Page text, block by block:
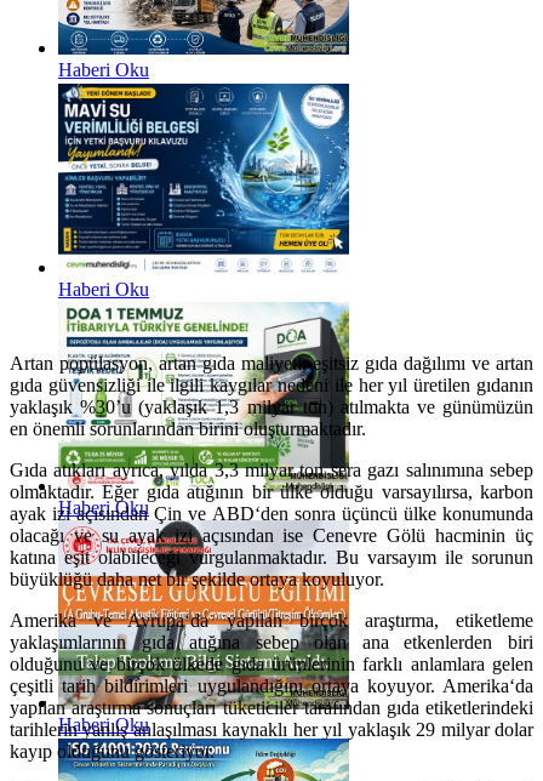
Haberi Oku
Haberi Oku
Haberi Oku
Haberi Oku
Artan popülasyon, artan gıda maliyeti, eşitsiz gıda dağılımı ve artan
gıda güvensizliği ile ilgili kaygılar nedeni ile her yıl üretilen gıdanın
yaklaşık %30’u (yaklaşık 1,3 milyar ton) atılmakta ve günümüzün
en önemli sorunlarından birini oluşturmaktadır.
Gıda atıkları ayrıca, yılda 3,3 milyar ton sera gazı salınımına sebep
olmaktadır. Eğer gıda atığının bir ülke olduğu varsayılırsa, karbon
ayak izi açısından Çin ve ABD‘den sonra üçüncü ülke konumunda
olacağı ve su ayak izi açısından ise Cenevre Gölü hacminin üç
katına eşit olabileceği vurgulanmaktadır. Bu varsayım ile sorunun
büyüklüğü daha net bir şekilde ortaya koyuluyor.
Amerika ve Avrupa‘da yapılan birçok araştırma, etiketleme
yaklaşımlarının gıda atığına sebep olan ana etkenlerden biri
olduğunu ve birçok ülkede gıda ürünlerinin farklı anlamlara gelen
çeşitli tarih bildirimleri uygulandığını ortaya koyuyor. Amerika‘da
yapılan araştırma sonuçları tüketiciler tarafından gıda etiketlerindeki
tarihlerin yanlış anlaşılması kaynaklı her yıl yaklaşık 29 milyar dolar
kayıp olduğunu gösteriyor.